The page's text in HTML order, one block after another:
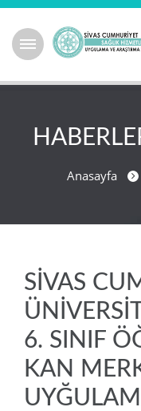
Anasayfa
SİVAS
6. SINIF
KAN